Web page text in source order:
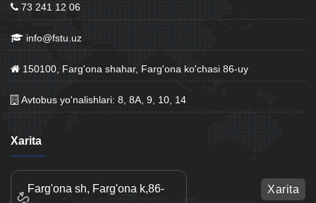
73 241 12 06
info@fstu.uz
150100, Farg'ona shahar, Farg'ona ko'chasi 86-uy
Avtobus yo'nalishlari: 8, 8A, 9, 10, 14
Xarita
Farg'ona sh, Farg'ona k,86-
Xarita